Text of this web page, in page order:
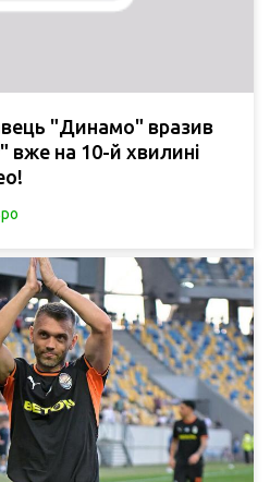
"Динамо" вразив
вже на 10-й хвилині